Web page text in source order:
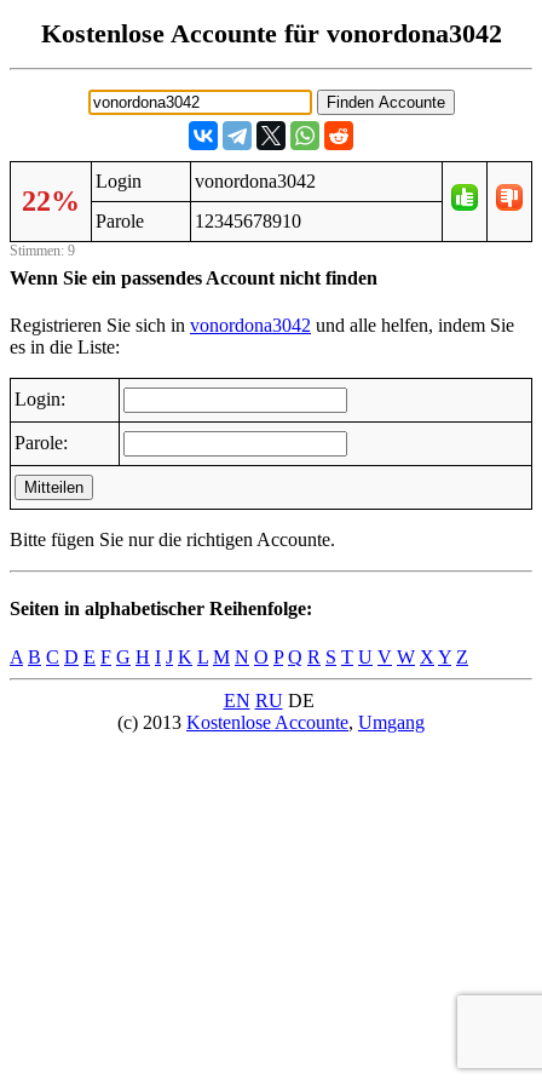
Kostenlose Accounte für vonordona3042
22%
Login
vonordona3042
Parole
12345678910
Stimmen: 9
Wenn Sie ein passendes Account nicht finden
Registrieren Sie sich in vonordona3042 und alle helfen, indem Sie
es in die Liste:
Login:
Parole:
Mitteilen
Bitte fügen Sie nur die richtigen Accounte.
Seiten in alphabetischer Reihenfolge:
A B C D E F G H I J K L M N O P Q R S T U V W X Y Z
EN RUDE
(c) 2013 Kostenlose Accounte, Umgang